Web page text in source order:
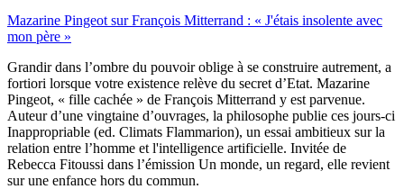
Mazarine Pingeot sur François Mitterrand : « J'étais insolente avec
mon père »
Grandir dans l’ombre du pouvoir oblige à se construire autrement, a
fortiori lorsque votre existence relève du secret d’Etat. Mazarine
Pingeot, « fille cachée » de François Mitterrand y est parvenue.
Auteur d’une vingtaine d’ouvrages, la philosophe publie ces jours-ci
Inappropriable (ed. Climats Flammarion), un essai ambitieux sur la
relation entre l’homme et l'intelligence artificielle. Invitée de
Rebecca Fitoussi dans l’émission Un monde, un regard, elle revient
sur une enfance hors du commun.